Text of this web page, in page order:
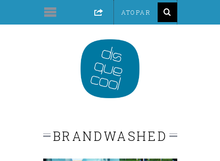
BRANDWASHED